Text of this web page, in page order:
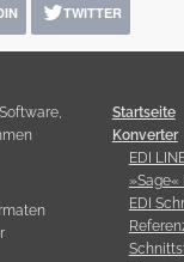
TWITTER
Startseite
Konverter
EDI
EDI